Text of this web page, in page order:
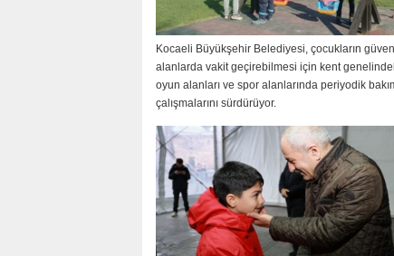
Kocaeli Büyükşehir Belediyesi, çocukların
alanlarda vakit geçirebilmesi için kent
oyun alanları ve spor alanlarında periyodik
çalışmalarını sürdürüyor.